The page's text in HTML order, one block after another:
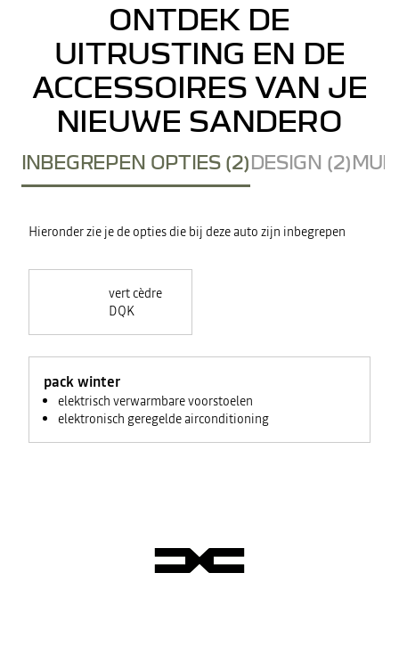
ONTDEK DE
UITRUSTING EN DE
ACCESSOIRES VAN JE
NIEUWE SANDERO
INBEGREPEN OPTIES (2)DESIGN (2)
Hieronder zie je de opties die bij deze auto zijn inbegrepen
vert cèdre
DQK
pack winter
elektrisch verwarmbare voorstoelen
elektronisch geregelde airconditioning